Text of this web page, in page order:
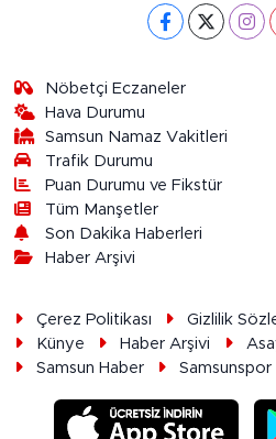
Nöbetçi Eczaneler
Hava Durumu
Samsun Namaz Vakitleri
Trafik Durumu
Puan Durumu ve Fikstür
Tüm Manşetler
Son Dakika Haberleri
Haber Arşivi
Çerez Politikası Gizlilik
Künye
Haber Arşivi
Samsun Haber
Samsunspor